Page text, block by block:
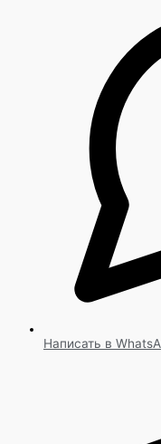
Написать в